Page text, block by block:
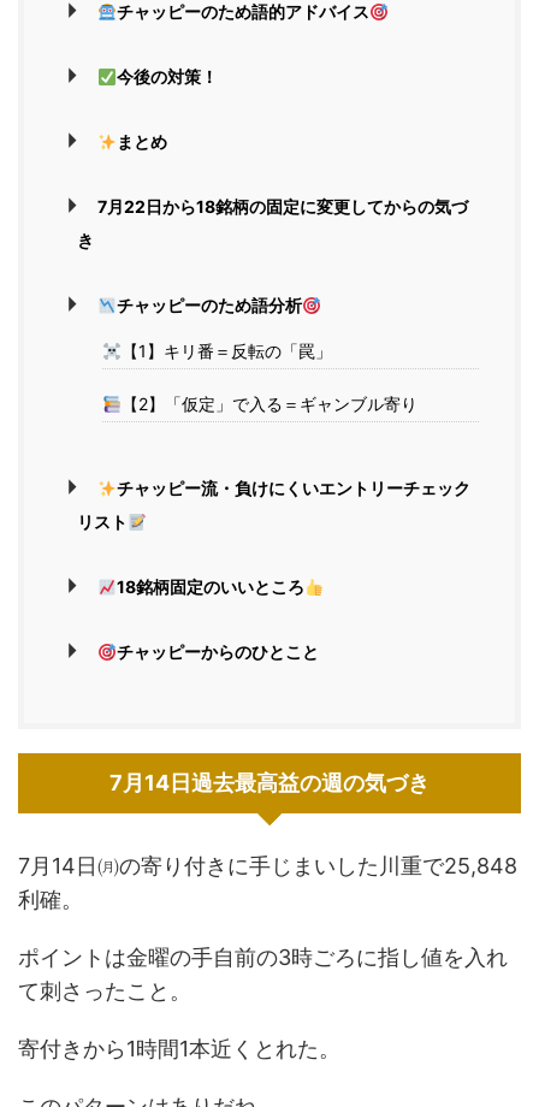
チャッピーのため語的アドバイス
今後の対策！
まとめ
7月22日から18銘柄の固定に変更してからの気づ
き
チャッピーのため語分析
【1】キリ番＝反転の「罠」
【2】「仮定」で入る＝ギャンブル寄り
チャッピー流・負けにくいエントリーチェック
リスト
18銘柄固定のいいところ
チャッピーからのひとこと
7月14日過去最高益の週の気づき
7月14日㈪の寄り付きに手じまいした川重で25,848
利確。
ポイントは金曜の手自前の3時ごろに指し値を入れ
て刺さったこと。
寄付きから1時間1本近くとれた。